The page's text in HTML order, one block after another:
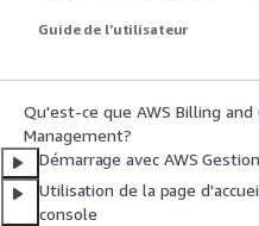
Guide de l’utilisateur
Qu'est-ce que AWS Billing and
Management?
Démarrage avec AWS
Utilisation de la page
console